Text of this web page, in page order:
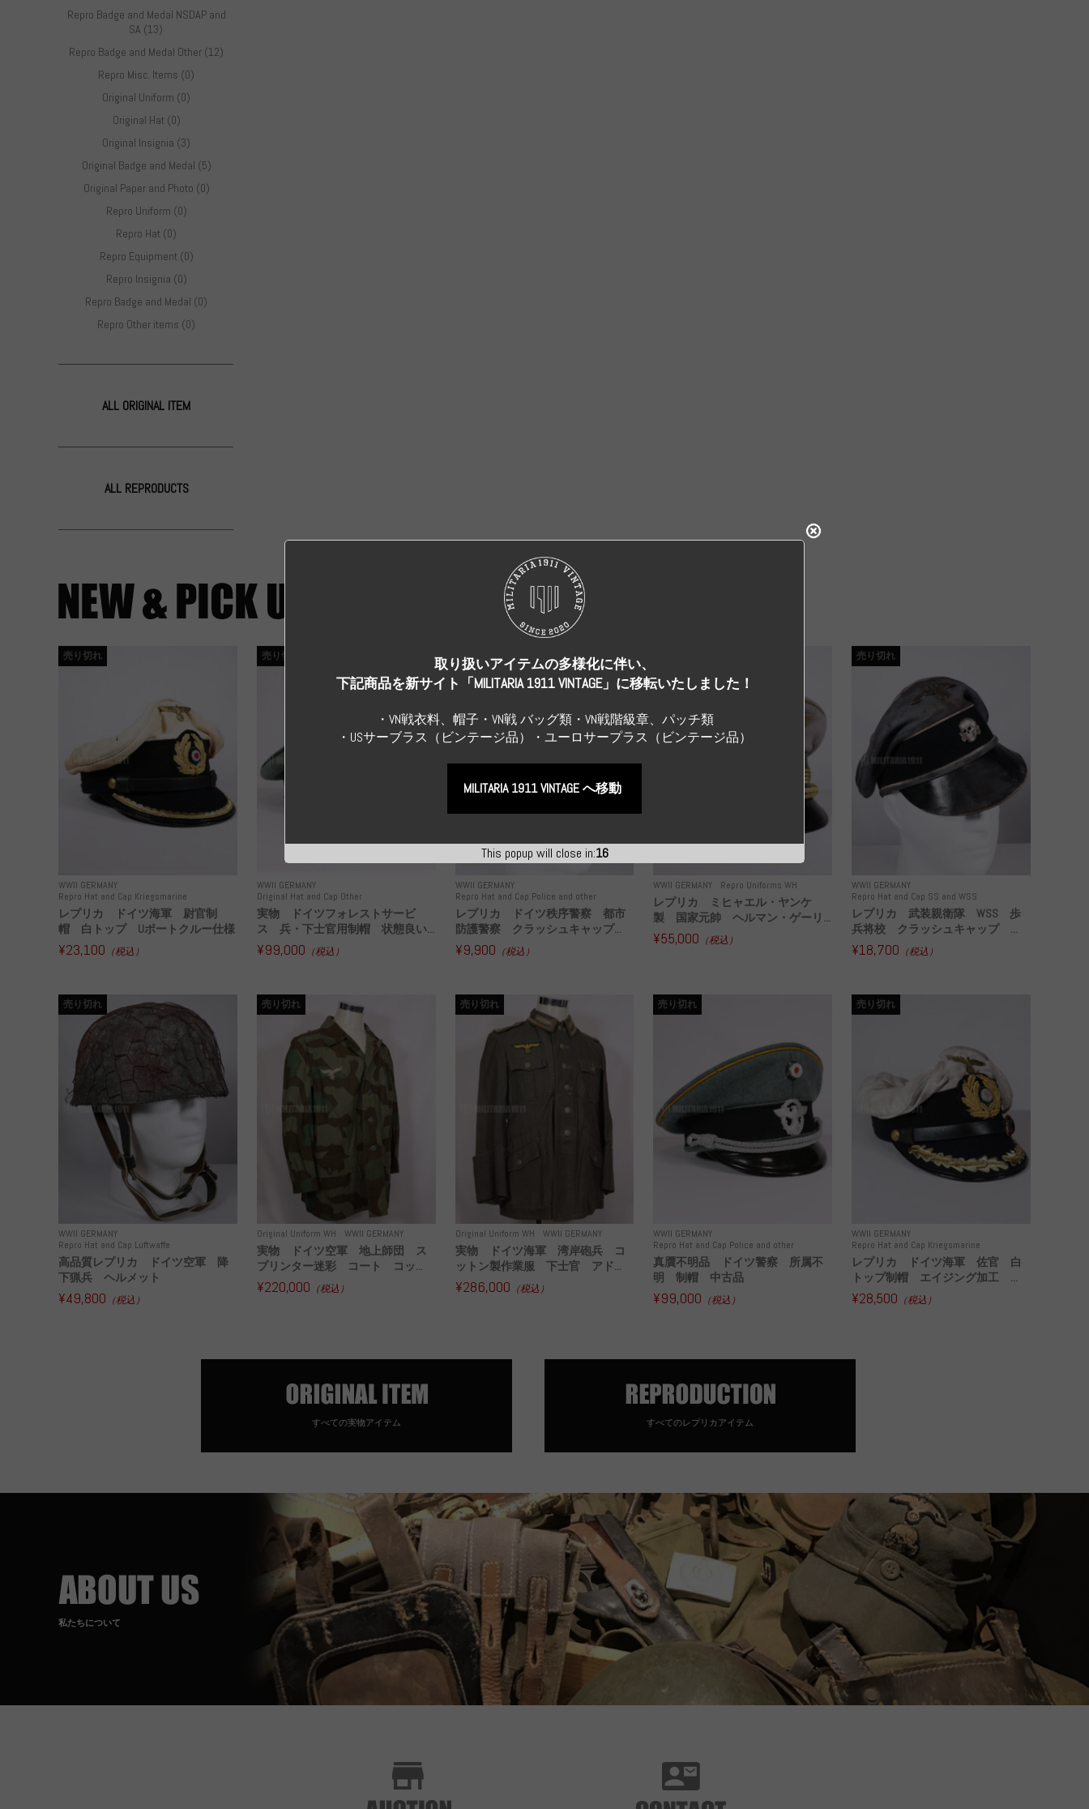
Repro Badge and Medal NSDAP and
SA (13)
Repro Badge and Medal Other (12)
Repro Misc. Items (0)
Original Uniform (0)
Original Hat (0)
Original Insignia (3)
Original Badge and Medal (5)
Original Paper and Photo (0)
Repro Uniform (0)
Repro Hat (0)
Repro Equipment (0)
Repro Insignia (0)
Repro Badge and Medal (0)
Repro Other items (0)
ALL ORIGINAL ITEM
ALL REPRODUCTS
WWII GERMANY
Repro Hat and Cap Kriegsmarine
売り切れ
レプリカ ドイツ海軍 尉官制
帽 白トップ Uボートクルー仕様
¥23,100 （税込）
WWII GERMANY
Original Hat and Cap Other
売り切れ
実物 ドイツフォレストサービ
ス 兵・下士官用制帽 状態良い...
¥99,000 （税込）
WWII GERMANY
Repro Hat and Cap Police and other
売り切れ
レプリカ ドイツ秩序警察 都市
防護警察 クラッシュキャップ...
¥9,900 （税込）
WWII GERMANY Repro Uniforms WH
レプリカ ミヒャエル・ヤンケ
製 国家元帥 ヘルマン・ゲーリ...
¥55,000 （税込）
WWII GERMANY
Repro Hat and Cap SS and WSS
売り切れ
レプリカ 武装親衛隊 WSS 歩
兵将校 クラッシュキャップ ...
¥18,700 （税込）
WWII GERMANY
Repro Hat and Cap Luftwaffe
売り切れ
高品質レプリカ ドイツ空軍 降
下猟兵 ヘルメット
¥49,800 （税込）
Original Uniform WH WWII GERMANY
売り切れ
実物 ドイツ空軍 地上師団 ス
プリンター迷彩 コート コッ...
¥220,000 （税込）
Original Uniform WH WWII GERMANY
売り切れ
実物 ドイツ海軍 湾岸砲兵 コ
ットン製作業服 下士官 アド...
¥286,000 （税込）
WWII GERMANY
Repro Hat and Cap Police and other
売り切れ
真贋不明品 ドイツ警察 所属不
明 制帽 中古品
¥99,000 （税込）
WWII GERMANY
Repro Hat and Cap Kriegsmarine
売り切れ
レプリカ ドイツ海軍 佐官 白
トップ制帽 エイジング加工 ...
¥28,500 （税込）
すべての実物アイテム すべてのレプリカアイテム
私たちについて
This popup will close in:15
取り扱いアイテムの多様化に伴い、
下記商品を新サイト「MILITARIA 1911 VINTAGE」に移転いたしました！
・VN戦衣料、帽子・VN戦 バッグ類・VN戦階級章、パッチ類
・USサーブラス（ビンテージ品）・ユーロサープラス（ビンテージ品）
MILITARIA 1911 VINTAGE へ移動